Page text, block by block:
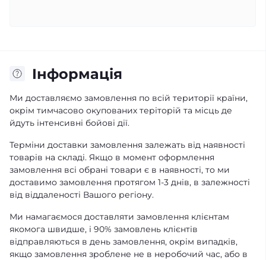
Iнформація
Ми доставляємо замовлення по всій території країни,
окрім тимчасово окупованих теріторій та місць де
йдуть інтенсивні бойові дії.
Терміни доставки замовлення залежать від наявності
товарів на складі. Якщо в момент оформлення
замовлення всі обрані товари є в наявності, то ми
доставимо замовлення протягом 1-3 днів, в залежності
від віддаленості Вашого регіону.
Ми намагаємося доставляти замовлення клієнтам
якомога швидше, і 90% замовлень клієнтів
відправляються в день замовлення, окрім випадків,
якщо замовлення зроблене не в неробочий час, або в